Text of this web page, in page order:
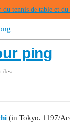
du tennis de table et
ping
(in Tokyo. 1197/